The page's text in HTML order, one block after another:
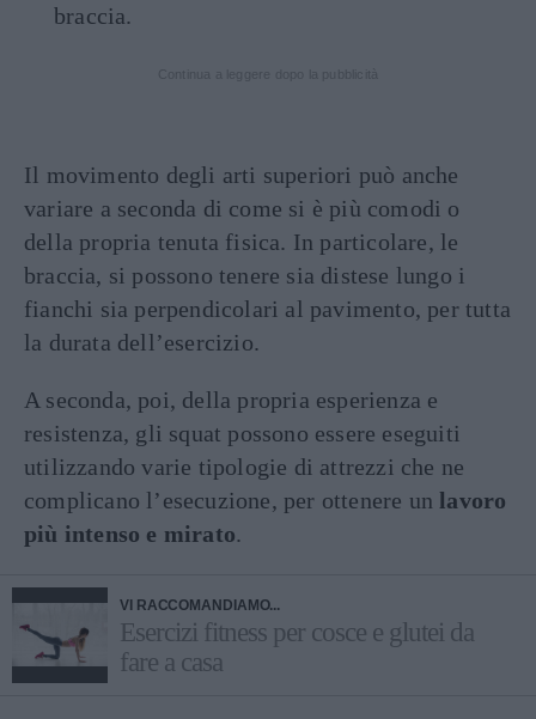
braccia.
Il movimento degli arti superiori può anche
variare a seconda di come si è più comodi o
della propria tenuta fisica. In particolare, le
braccia, si possono tenere sia distese lungo i
fianchi sia perpendicolari al pavimento, per tutta
la durata dell’esercizio.
A seconda, poi, della propria esperienza e
resistenza, gli squat possono essere eseguiti
utilizzando varie tipologie di attrezzi che ne
complicano l’esecuzione, per ottenere un lavoro
più intenso e mirato.
VI RACCOMANDIAMO...
Esercizi fitness per cosce e glutei da
fare a casa